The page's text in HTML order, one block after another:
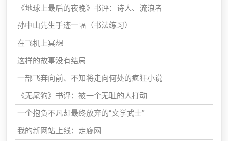
《地球上最后的夜晚》书评：诗人、流浪者
孙中山先生手迹一幅（书法练习）
在飞机上冥想
这样的故事没有结局
一部飞奔向前、不知将走向何处的疯狂小说
《无尾狗》书评：被一个无耻的人打动
一个抱负不凡却最终放弃的“文学武士”
我的新网站上线：走廊网